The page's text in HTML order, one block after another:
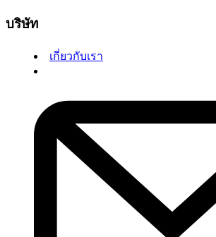
บริษัท
เกี่ยวกับเรา